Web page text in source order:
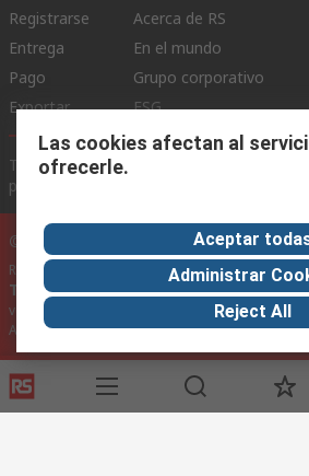
Registrarse
Entrega
Pago
Exportar
Acerca de RS
En el mundo
Grupo corporativo
ESG
Términos del sitio
privacidad
©RS Group Ltd. 2020
RS Group Ltda.
Teléfonos+56950121474 / +56999183167
ventas@rschile.cl
Ayuda
Este sitio web ha sido desarrollado por
bajo licencia por RS Group Ltd
Las cookies afectan al
ofrecerle.
Aceptar
Administrar
Reject All